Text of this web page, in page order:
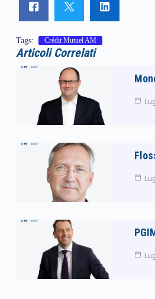
Tags: Crédit Mutuel AM
Articoli Correlati